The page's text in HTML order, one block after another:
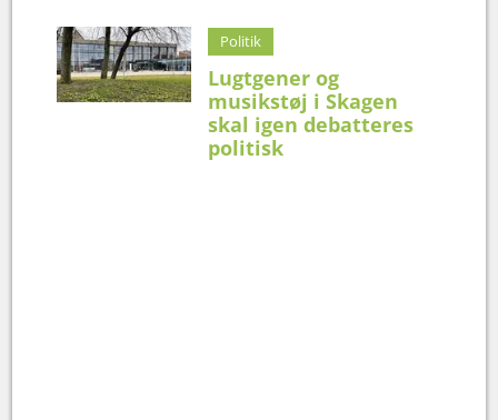
Politik
Lugtgener og
musikstøj i Skagen
skal igen debatteres
politisk